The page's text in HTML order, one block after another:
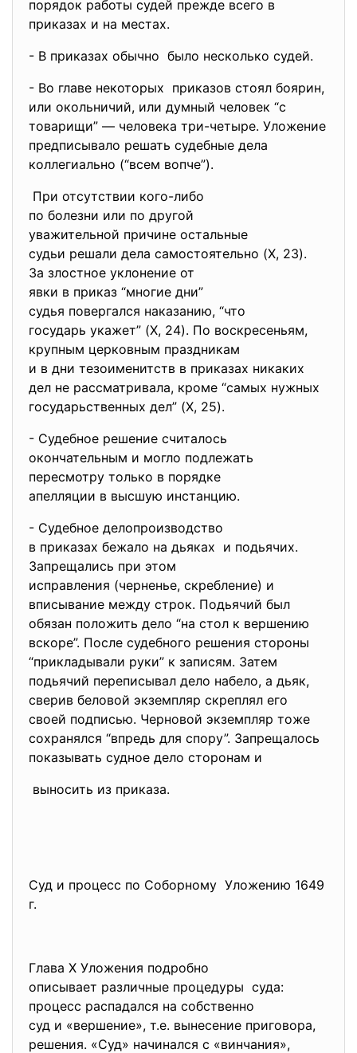
порядок работы судей прежде всего в
приказах и на местах.
- В приказах обычно было несколько судей.
- Во главе некоторых приказов стоял боярин,
или окольничий, или думный человек “с
товарищи” — человека три-четыре. Уложение
предписывало решать судебные дела
коллегиально (“всем вопче”).
При отсутствии кого-либо
по болезни или по другой
уважительной причине остальные
судьи решали дела самостоятельно (X, 23).
За злостное уклонение от
явки в приказ “многие дни”
судья повергался наказанию, “что
государь укажет” (X, 24). По воскресеньям,
крупным церковным праздникам
и в дни тезоименитств в приказах никаких
дел не рассматривала, кроме “самых нужных
государьственных дел” (X, 25).
- Судебное решение считалось
окончательным и могло подлежать
пересмотру только в порядке
апелляции в высшую инстанцию.
- Судебное делопроизводство
в приказах бежало на дьяках и подьячих.
Запрещались при этом
исправления (черненье, скребление) и
вписывание между строк. Подьячий был
обязан положить дело “на стол к вершению
вскоре”. После судебного решения стороны
“прикладывали руки” к записям. Затем
подьячий переписывал дело набело, а дьяк,
сверив беловой экземпляр скреплял его
своей подписью. Черновой экземпляр тоже
сохранялся “впредь для спору”. Запрещалось
показывать судное дело сторонам и
выносить из приказа.
Суд и процесс по Соборному Уложению 1649
г.
Глава Х Уложения подробно
описывает различные процедуры суда:
процесс распадался на собственно
суд и «вершение», т.е. вынесение приговора,
решения. «Суд» начинался с «винчания»,